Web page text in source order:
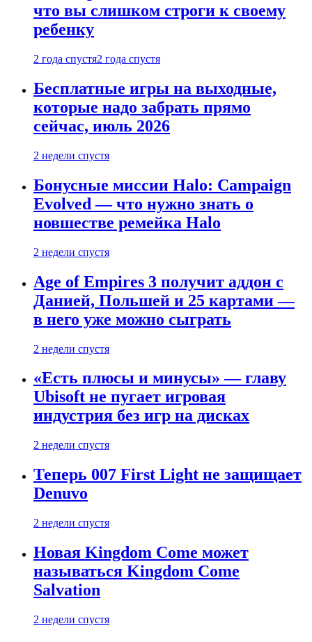
что вы слишком строги к своему
ребенку
2 года спустя2 года спустя
Бесплатные игры на выходные,
которые надо забрать прямо
сейчас, июль 2026
2 недели спустя
Бонусные миссии Halo: Campaign
Evolved — что нужно знать о
новшестве ремейка Halo
2 недели спустя
Age of Empires 3 получит аддон с
Данией, Польшей и 25 картами —
в него уже можно сыграть
2 недели спустя
«Есть плюсы и минусы» — главу
Ubisoft не пугает игровая
индустрия без игр на дисках
2 недели спустя
Теперь 007 First Light не защищает
Denuvo
2 недели спустя
Новая Kingdom Come может
называться Kingdom Come
Salvation
2 недели спустя